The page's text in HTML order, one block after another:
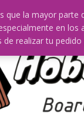
que la mayor
en
realizar tu pedido